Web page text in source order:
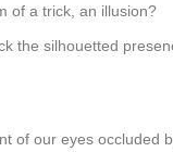
of a trick, an illusion?
the silhouetted
of our eyes